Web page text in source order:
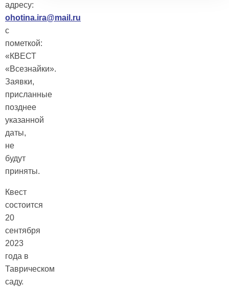
адресу:
ohotina.ira@mail.ru
c
пометкой:
«КВЕСТ
«Всезнайки».
Заявки,
присланные
позднее
указанной
даты,
не
будут
приняты.
Квест
состоится
20
сентября
2023
года в
Таврическом
саду.